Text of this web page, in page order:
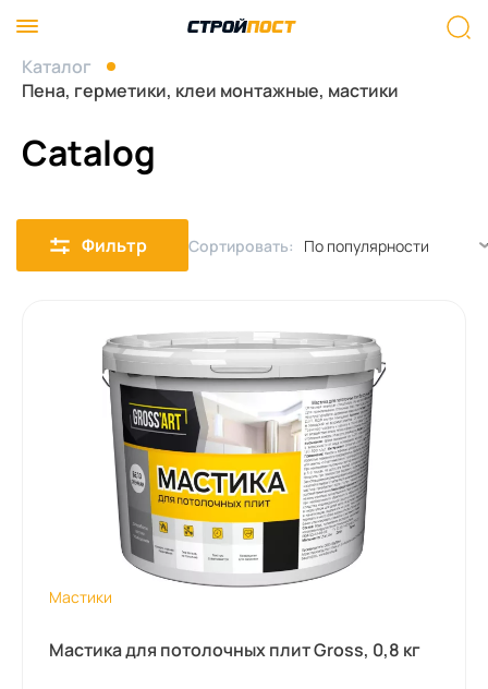
Каталог
Пена, герметики, клеи монтажные, мастики
Catalog
Фильтр Сортировать:
Мастики
Мастика для потолочных плит Gross, 0,8 кг